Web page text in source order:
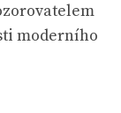
moderního